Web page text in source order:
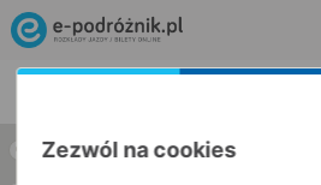
w jedną stronę w obie strony
Zezwól na cookies